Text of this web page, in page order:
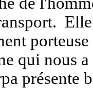
Elle
qui nous
présente